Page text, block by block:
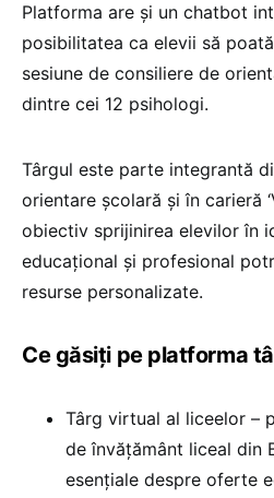
Platforma are și un chatbot
posibilitatea ca elevii să
sesiune de consiliere de
dintre cei 12 psihologi.
Târgul este parte integrantă
orientare şcolară şi în carieră
obiectiv sprijinirea elevilor în
educaţional şi profesional
resurse personalizate.
Ce găsiți pe platforma
Târg virtual al liceelor –
de învăţământ liceal din
esenţiale despre oferte